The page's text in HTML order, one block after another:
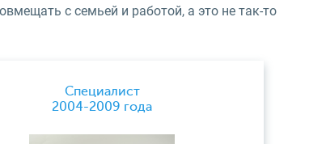
с семьей и работой, а это не так-то
Специалист
2004-2009 года